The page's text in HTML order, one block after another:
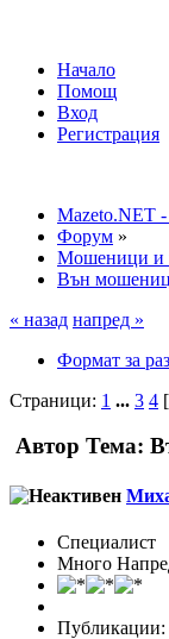
Начало
Помощ
Вход
Регистрация
Mazeto.NET -
Форум »
Мошеници и
Вън
« назад напред »
Формат за
Страници: 1 ... 3 4 [
Автор Тема:
Специалист
Много
Публикации: